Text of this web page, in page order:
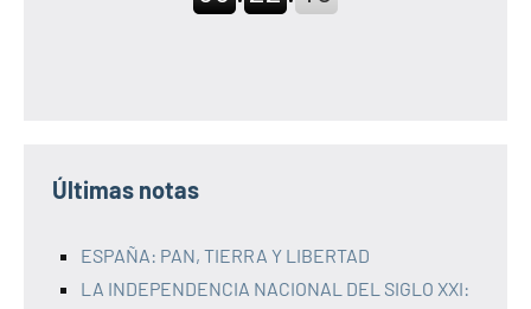
Últimas notas
ESPAÑA: PAN, TIERRA Y LIBERTAD
LA INDEPENDENCIA NACIONAL DEL SIGLO XXI: